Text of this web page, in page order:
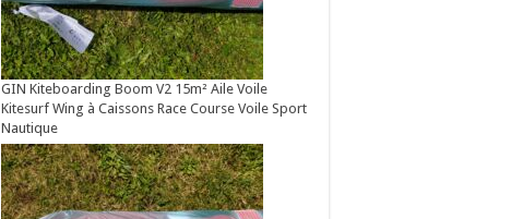
GIN Kiteboarding Boom V2 15m² Aile Voile
Kitesurf Wing à Caissons Race Course Voile Sport
Nautique